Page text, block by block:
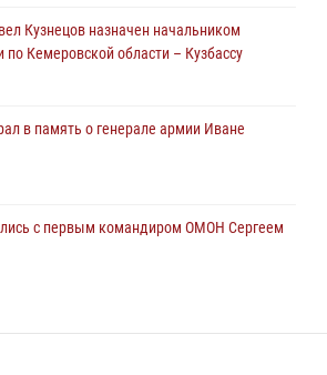
Кузнецов назначен начальником
по Кемеровской области – Кузбассу
в память о генерале армии Иване
с первым командиром ОМОН Сергеем